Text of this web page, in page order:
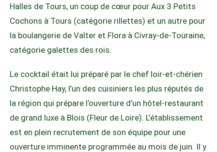
Halles de Tours, un coup de cœur pour Aux 3 Petits
Cochons à Tours (catégorie rillettes) et un autre pour
la boulangerie de Valter et Flora à Civray-de-Touraine,
catégorie galettes des rois.
Le cocktail était lui préparé par le chef loir-et-chérien
Christophe Hay, l’un des cuisiniers les plus réputés de
la région qui prépare l’ouverture d’un hôtel-restaurant
de grand luxe à Blois (Fleur de Loire). L’établissement
est en plein recrutement de son équipe pour une
ouverture imminente programmée au mois de juin. Il y